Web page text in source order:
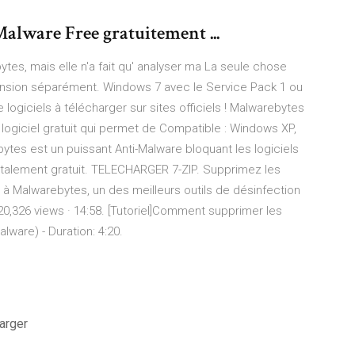
Free gratuitement ...
mais elle n'a fait qu' analyser ma La seule chose
séparément. Windows 7 avec le Service Pack 1 ou
logiciels à télécharger sur sites officiels ! Malwarebytes
gratuit qui permet de Compatible : Windows XP,
est un puissant Anti-Malware bloquant les logiciels
gratuit. TELECHARGER 7-ZIP. Supprimez les
Malwarebytes, un des meilleurs outils de désinfection
views · 14:58. [Tutoriel]Comment supprimer les
- Duration: 4:20.